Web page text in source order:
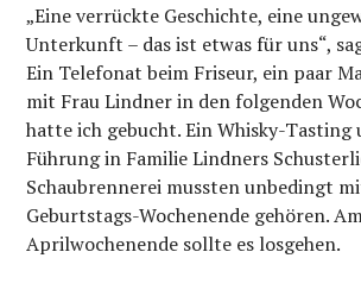
„Eine verrückte Geschichte, eine
Unterkunft – das ist etwas für uns“,
Ein Telefonat beim Friseur, ein paar
mit Frau Lindner in den folgenden
hatte ich gebucht. Ein Whisky-Tasting
Führung in Familie Lindners
Schaubrennerei mussten unbedingt
Geburtstags-Wochenende gehören.
Aprilwochenende sollte es losgehen.